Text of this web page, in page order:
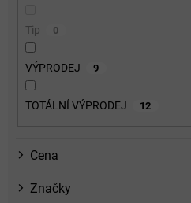
Tip 0
VÝPRODEJ 9
TOTÁLNÍ VÝPRODEJ 12
Cena
Značky